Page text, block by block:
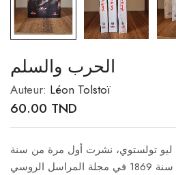
الحرب والسلم
Auteur: Léon Tolstoï
60.00 TND
ليو تولستوي، نشرت أول مرة من سنة
1865 إلى سنة 1869 في مجلة المراسل الروسي (الروسية: